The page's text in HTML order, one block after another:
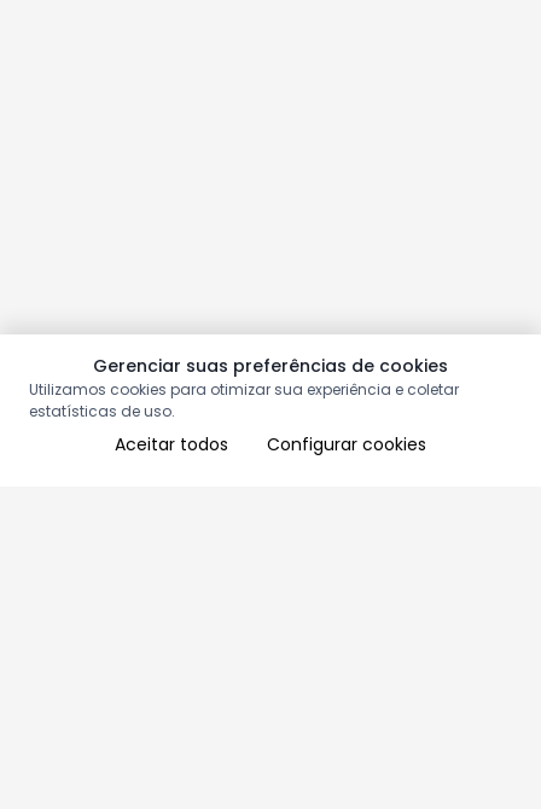
Gerenciar suas preferências de cookies
Utilizamos cookies para otimizar sua experiência e coletar
estatísticas de uso.
Aceitar todos Configurar cookies